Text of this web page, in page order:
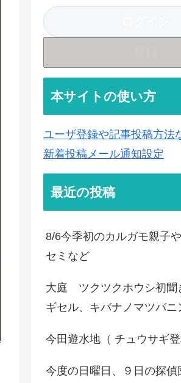
本サイトの使い方
ユーザ登録や記事投稿方法
新着投稿メール通知設定
最近の投稿
8/6今季初のカルガモ親子
セミなど
大庭 ツクツクホウシ初聞
ギセル、キバナノマツバ
今田遊水地（ チュウサギ登
今度の日曜日、９日の探偵